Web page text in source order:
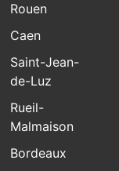
Rouen
Caen
Saint-Jean-
de-Luz
Rueil-
Malmaison
Bordeaux